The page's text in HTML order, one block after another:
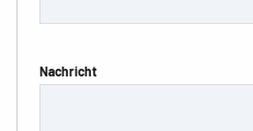
Nachricht